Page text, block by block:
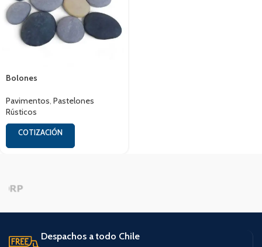
Bolones
Pavimentos, Pastelones
Rústicos
COTIZACIÓN
Despachos a todo Chile